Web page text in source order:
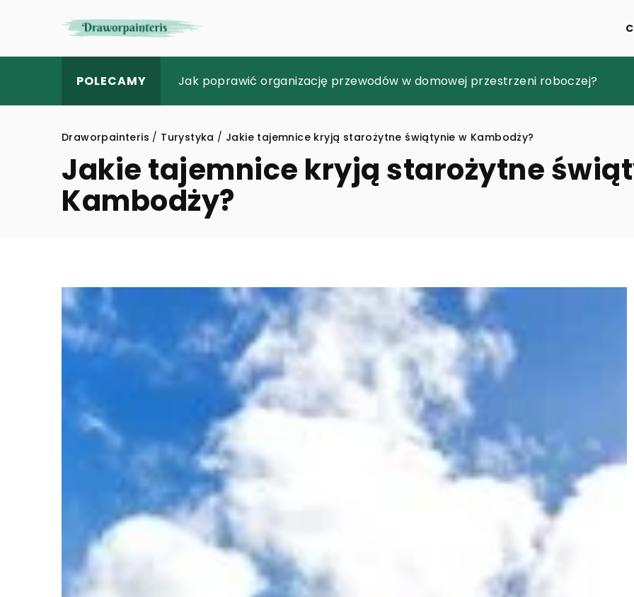
POLECAMY Nowoczesne techniki personalizacji wnętrz poprzez bezpośrednie nanoszenie
Jak poprawić organizację przewodów w domowej przestrzeni roboczej?
Jak wybrać idealne akcesoria ochronne dla swojego tabletu?
Draworpainteris / Turystyka / Jakie tajemnice kryją starożytne świątynie w Kambodży?
Jakie tajemnice kryją starożytne
Kambodży?